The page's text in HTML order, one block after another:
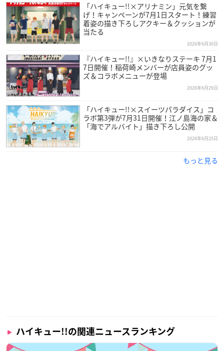
「ハイキュー!!×アリナミン」元気を繋
げ！キャンペーンが7月1日スタート！練習
着姿の描き下ろしアクキー＆クッションが
当たる
2026年6月30日
『ハイキュー!!』×いきなりステーキ 7月1
7日開催！稲荷崎メンバーが店員姿のグッ
ズ＆コラボメニューが登場
2026年6月29日
「ハイキュー!!×スイーツパラダイス」コ
ラボ第3弾が7月31日開催！江ノ島海の家＆
「海でアルバイト」描き下ろし公開
2026年6月25日
もっと見る
ハイキュー!!の関連ニュースランキング